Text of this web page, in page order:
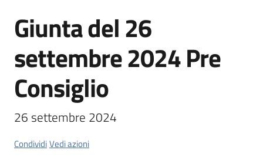
Servizi
Vivere
Russi
Orari
uffici
Salta al contenuto
Giunta del 26
settembre 2024 Pre
Consiglio
26 settembre 2024
CondividiVedi azioni